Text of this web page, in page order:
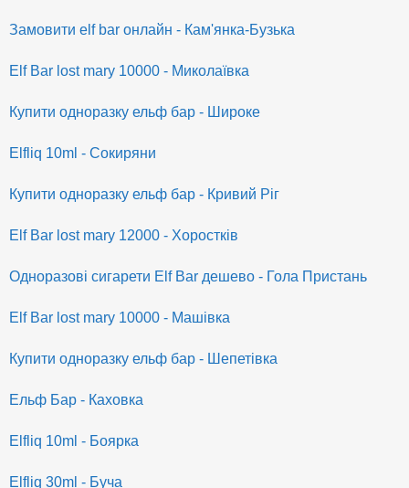
Замовити elf bar онлайн - Кам'янка-Бузька
Elf Bar lost mary 10000 - Миколаївка
Купити одноразку ельф бар - Широке
Elfliq 10ml - Сокиряни
Купити одноразку ельф бар - Кривий Ріг
Elf Bar lost mary 12000 - Хоростків
Одноразові сигарети Elf Bar дешево - Гола Пристань
Elf Bar lost mary 10000 - Машівка
Купити одноразку ельф бар - Шепетівка
Ельф Бар - Каховка
Elfliq 10ml - Боярка
Elfliq 30ml - Буча